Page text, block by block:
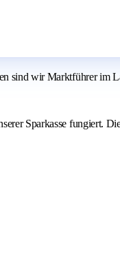
sind wir Marktführer im
Sparkasse fungiert.